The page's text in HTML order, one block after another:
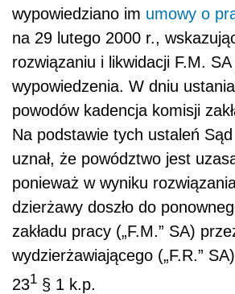
wypowiedziano im umowy o
na 29 lutego 2000 r.,
rozwiązaniu i likwidacji F.M.
wypowiedzenia. W dniu
powodów kadencja komisji
Na podstawie tych ustaleń
uznał, że powództwo jest
ponieważ w wyniku
dzierżawy doszło do
zakładu pracy („F.M.” SA)
wydzierżawiającego („F.R.”
231 § 1 k.p.